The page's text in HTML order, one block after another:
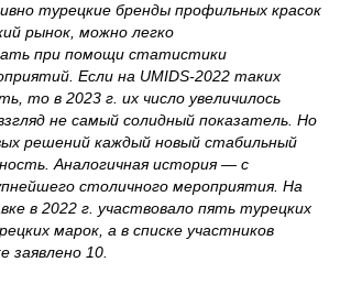
турецкие бренды профильных красок
рынок, можно легко
при помощи статистики
Если на UMIDS-2022 таких
то в 2023 г. их число увеличилось
не самый солидный показатель. Но
решений каждый новый стабильный
Аналогичная история — с
столичного мероприятия. На
в 2022 г. участвовало пять турецких
марок, а в списке участников
заявлено 10.